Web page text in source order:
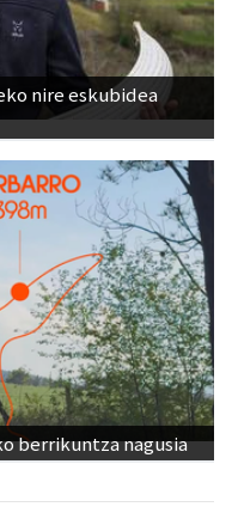
nire eskubidea
berrikuntza nagusia